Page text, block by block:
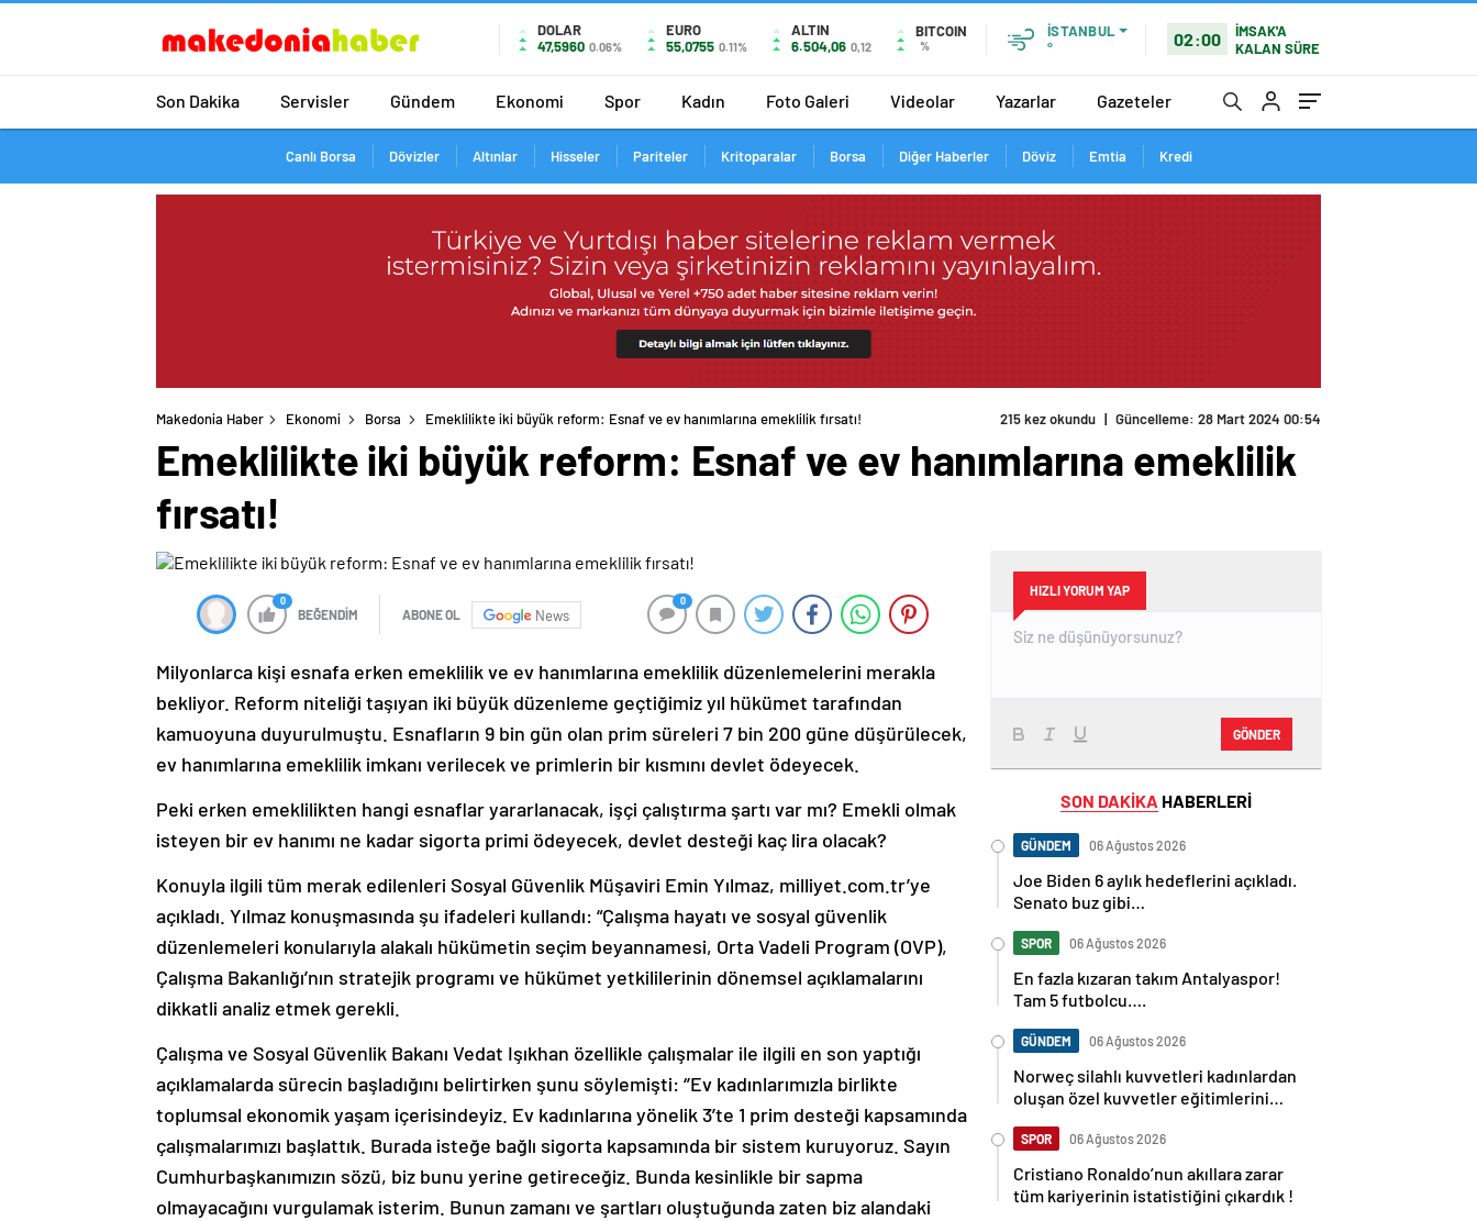
DOLAR
47,5960 0.06%
EURO
55,0755 0.11%
ALTIN
6.504,06 0,12
BITCOIN
%
İSTANBUL
°
02:00
İMSAK'A
KALAN SÜRE
Son Dakika Servisler Gündem Ekonomi Spor Kadın Foto Galeri Videolar Yazarlar Gazeteler
Canlı Borsa Dövizler Altınlar Hisseler Pariteler Kritoparalar Borsa Diğer Haberler Döviz Emtia Kredi
Makedonia Haber Ekonomi Borsa Emeklilikte iki büyük reform: Esnaf ve ev hanımlarına emeklilik fırsatı! 215 kez okundu | Güncelleme: 28 Mart 2024 00:54
Emeklilikte iki büyük reform: Esnaf ve ev hanımlarına emeklilik
fırsatı!
0
BEĞENDİM ABONE OL News
0
Milyonlarca kişi esnafa erken emeklilik ve ev hanımlarına emeklilik düzenlemelerini merakla
bekliyor. Reform niteliği taşıyan iki büyük düzenleme geçtiğimiz yıl hükümet tarafından
kamuoyuna duyurulmuştu. Esnafların 9 bin gün olan prim süreleri 7 bin 200 güne düşürülecek,
ev hanımlarına emeklilik imkanı verilecek ve primlerin bir kısmını devlet ödeyecek.
Peki erken emeklilikten hangi esnaflar yararlanacak, işçi çalıştırma şartı var mı? Emekli olmak
isteyen bir ev hanımı ne kadar sigorta primi ödeyecek, devlet desteği kaç lira olacak?
Konuyla ilgili tüm merak edilenleri Sosyal Güvenlik Müşaviri Emin Yılmaz, milliyet.com.tr’ye
açıkladı. Yılmaz konuşmasında şu ifadeleri kullandı: “Çalışma hayatı ve sosyal güvenlik
düzenlemeleri konularıyla alakalı hükümetin seçim beyannamesi, Orta Vadeli Program (OVP),
Çalışma Bakanlığı’nın stratejik programı ve hükümet yetkililerinin dönemsel açıklamalarını
dikkatli analiz etmek gerekli.
Çalışma ve Sosyal Güvenlik Bakanı Vedat Işıkhan özellikle çalışmalar ile ilgili en son yaptığı
açıklamalarda sürecin başladığını belirtirken şunu söylemişti: ‘’Ev kadınlarımızla birlikte
toplumsal ekonomik yaşam içerisindeyiz. Ev kadınlarına yönelik 3’te 1 prim desteği kapsamında
çalışmalarımızı başlattık. Burada isteğe bağlı sigorta kapsamında bir sistem kuruyoruz. Sayın
Cumhurbaşkanımızın sözü, biz bunu yerine getireceğiz. Bunda kesinlikle bir sapma
olmayacağını vurgulamak isterim. Bunun zamanı ve şartları oluştuğunda zaten biz alandaki
HIZLI YORUM YAP
GÖNDER
SON DAKİKA HABERLERİ
GÜNDEM 06 Ağustos 2026
Joe Biden 6 aylık hedeflerini açıkladı.
Senato buz gibi…
SPOR 06 Ağustos 2026
En fazla kızaran takım Antalyaspor!
Tam 5 futbolcu….
GÜNDEM 06 Ağustos 2026
Norweç silahlı kuvvetleri kadınlardan
oluşan özel kuvvetler eğitimlerini
SPOR 06 Ağustos 2026
Cristiano Ronaldo’nun akıllara zarar
tüm kariyerinin istatistiğini çıkardık !